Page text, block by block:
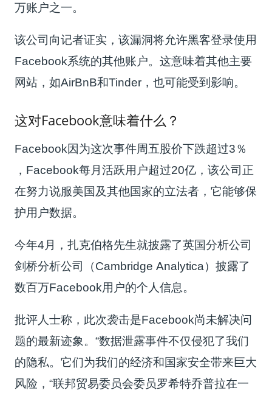
万账户之一。
该公司向记者证实，该漏洞将允许黑客登录使用
Facebook系统的其他账户。这意味着其他主要
网站，如AirBnB和Tinder，也可能受到影响。
这对Facebook意味着什么？
Facebook因为这次事件周五股价下跌超过3％
，Facebook每月活跃用户超过20亿 ，该公司正
在努力说服美国及其他国家的立法者，它能够保
护用户数据。
今年4月，扎克伯格先生就披露了英国分析公司
剑桥分析公司（Cambridge Analytica）披露了
数百万Facebook用户的个人信息。
批评人士称，此次袭击是Facebook尚未解决问
题的最新迹象。“数据泄露事件不仅侵犯了我们
的隐私。它们为我们的经济和国家安全带来巨大
风险，“联邦贸易委员会委员罗希特乔普拉在一